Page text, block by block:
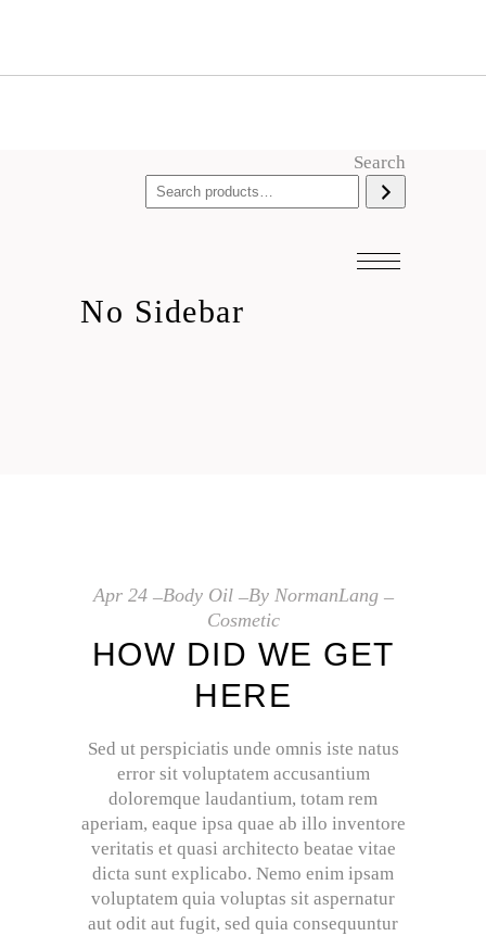
Search
No Sidebar
Apr 24 Body Oil By NormanLang
Cosmetic
HOW DID WE GET
HERE
Sed ut perspiciatis unde omnis iste natus
error sit voluptatem accusantium
doloremque laudantium, totam rem
aperiam, eaque ipsa quae ab illo inventore
veritatis et quasi architecto beatae vitae
dicta sunt explicabo. Nemo enim ipsam
voluptatem quia voluptas sit aspernatur
aut odit aut fugit, sed quia consequuntur